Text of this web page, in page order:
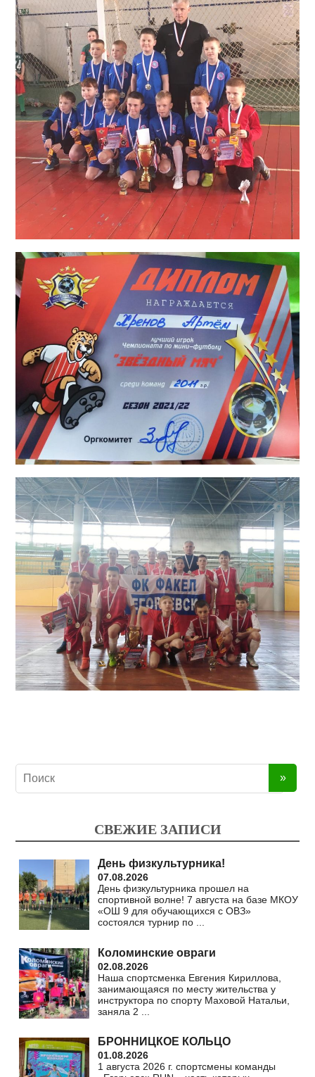
СВЕЖИЕ ЗАПИСИ
День физкультурника!
07.08.2026
День физкультурника прошел на
спортивной волне! 7 августа на базе МКОУ
«ОШ 9 для обучающихся с ОВЗ»
состоялся турнир по
Коломинские овраги
02.08.2026
Наша спортсменка Евгения Кириллова,
занимающаяся по месту жительства у
инструктора по спорту Маховой Натальи,
заняла 2
БРОННИЦКОЕ КОЛЬЦО
01.08.2026
1 августа 2026 г. спортсмены команды